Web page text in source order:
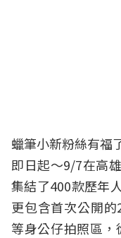
蠟筆小新粉絲有福
即日起～9/7在高
集結了400款歷年
更包含首次公開
等身公仔拍照區